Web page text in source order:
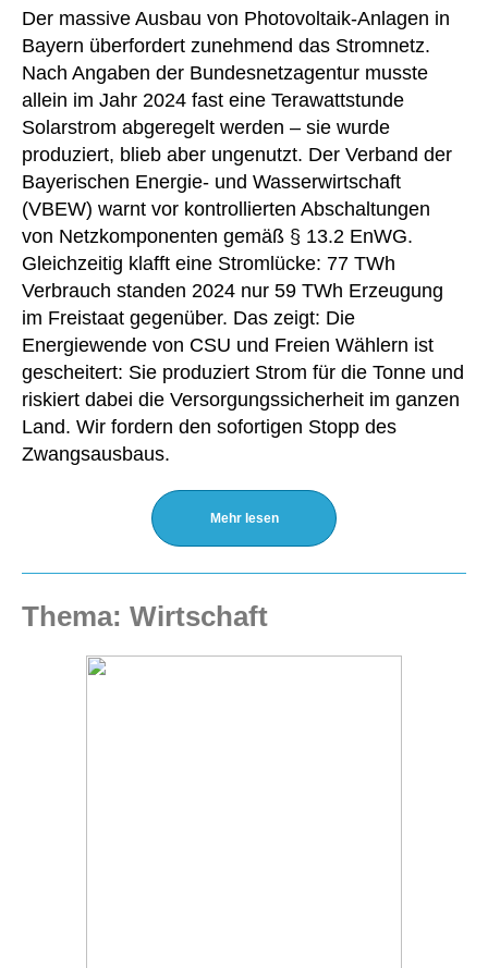
Der massive Ausbau von Photovoltaik-Anlagen in
Bayern überfordert zunehmend das Stromnetz.
Nach Angaben der Bundesnetzagentur musste
allein im Jahr 2024 fast eine Terawattstunde
Solarstrom abgeregelt werden – sie wurde
produziert, blieb aber ungenutzt. Der Verband der
Bayerischen Energie- und Wasserwirtschaft
(VBEW) warnt vor kontrollierten Abschaltungen
von Netzkomponenten gemäß § 13.2 EnWG.
Gleichzeitig klafft eine Stromlücke: 77 TWh
Verbrauch standen 2024 nur 59 TWh Erzeugung
im Freistaat gegenüber. Das zeigt: Die
Energiewende von CSU und Freien Wählern ist
gescheitert: Sie produziert Strom für die Tonne und
riskiert dabei die Versorgungssicherheit im ganzen
Land. Wir fordern den sofortigen Stopp des
Zwangsausbaus.
Mehr lesen
Thema: Wirtschaft